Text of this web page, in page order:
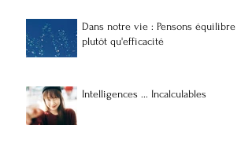
Dans notre vie : Pensons équilibre
plutôt qu'efficacité
Intelligences ... Incalculables